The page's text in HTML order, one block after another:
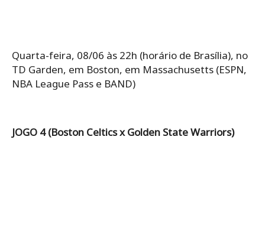
Quarta-feira, 08/06 às 22h (horário de Brasília), no
TD Garden, em Boston, em Massachusetts (ESPN,
NBA League Pass e BAND)
JOGO 4 (Boston Celtics x Golden State Warriors)